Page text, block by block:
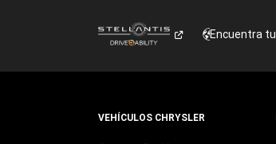
Encuentra tu
VEHÍCULOS CHRYSLER